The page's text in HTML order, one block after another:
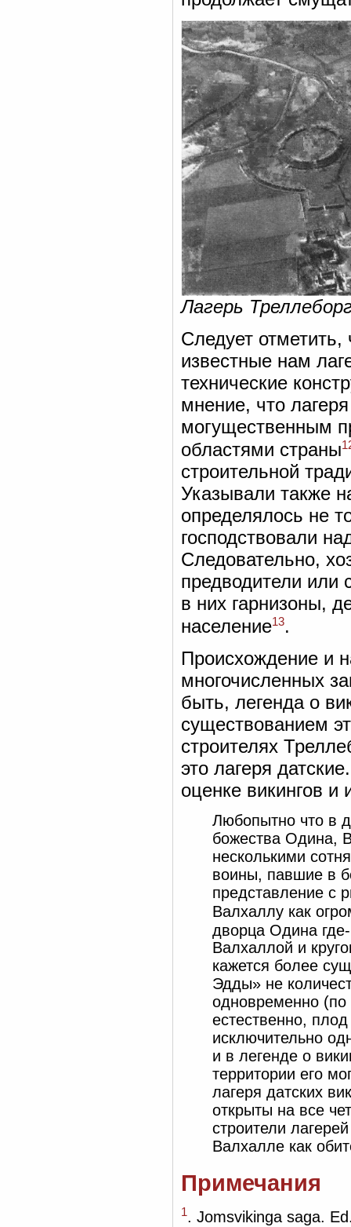
Лагерь
Следует
известные нам
технические
мнение, что
могущественным
областями страны
строительной
Указывали также
определялось не
господствовали
Следовательно,
предводители или
в них гарнизоны,
население13.
Происхождение и
многочисленных
быть, легенда о
существованием
строителях
это лагеря
оценке викингов
Любопытно что в
божества Одина,
несколькими
воины, павшие в
представление с
Валхаллу как
дворца Одина
Валхаллой и
кажется более
Эдды» не
одновременно
естественно,
исключительно
и в легенде о
территории его
лагеря датских
открыты на все
строители
Валхалле как
Примечания
1. Jomsvikinga saga.